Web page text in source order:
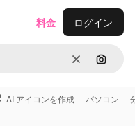
消去 画像で
料金 ログイン
AI アイコンを作成 パソコン